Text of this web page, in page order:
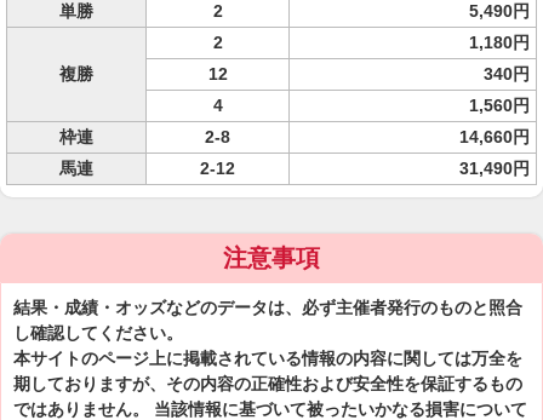
単勝 2 5,490円
複勝
2
1,180円
12
340円
4
1,560円
枠連
2-8
14,660円
馬連
2-12 31,490円
注意事項
結果・成績・オッズなどのデータは、必ず主催者発行のものと照合
し確認してください。
本サイトのページ上に掲載されている情報の内容に関しては万全を
期しておりますが、その内容の正確性および安全性を保証するもの
ではありません。 当該情報に基づいて被ったいかなる損害について